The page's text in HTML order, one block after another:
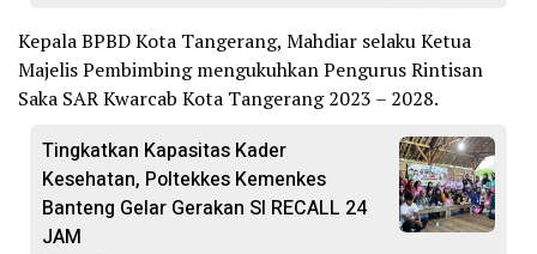
Kepala BPBD Kota Tangerang, Mahdiar selaku Ketua
Majelis Pembimbing mengukuhkan Pengurus Rintisan
Saka SAR Kwarcab Kota Tangerang 2023 – 2028.
Tingkatkan Kapasitas Kader
Kesehatan, Poltekkes Kemenkes
Banteng Gelar Gerakan SI RECALL 24
JAM